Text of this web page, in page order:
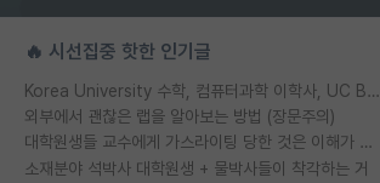
🔥 시선집중 핫한 인기글
Korea University 수학, 컴퓨터과학 이학사, UC Berkeley 산업공학 대학원 공학박사가 되는 것은 쉽지 않겠죠?
외부에서 괜찮은 랩을 알아보는 방법 (장문주의)
대학원생들 교수에게 가스라이팅 당한 것은 이해가 갑니다. 안타깝네요.
소재분야 석박사 대학원생 + 물박사들이 착각하는 거